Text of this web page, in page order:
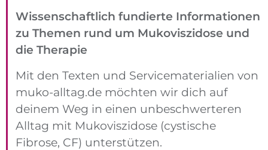
Wissenschaftlich fundierte Informationen
zu Themen rund um Muko­viszidose und
die Therapie
Mit den Texten und Service­materialien von
muko-alltag.de möchten wir dich auf
deinem Weg in einen unbeschwer­teren
Alltag mit Mukoviszidose (cystische
Fibrose, CF) unter­stützen.